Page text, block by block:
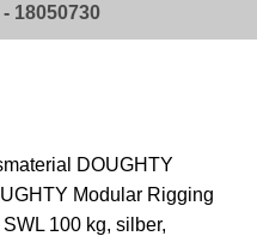
18050730
DOUGHTY
Modular Rigging
100 kg, silber,